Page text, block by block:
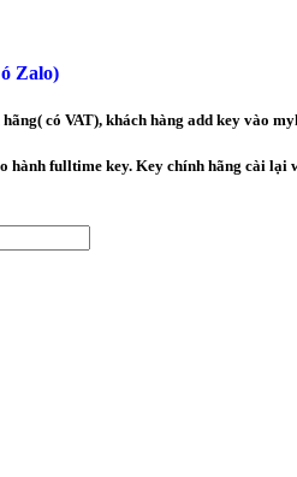
Zalo)
có VAT), khách hàng add key vào
hành fulltime key. Key chính hãng cài lại